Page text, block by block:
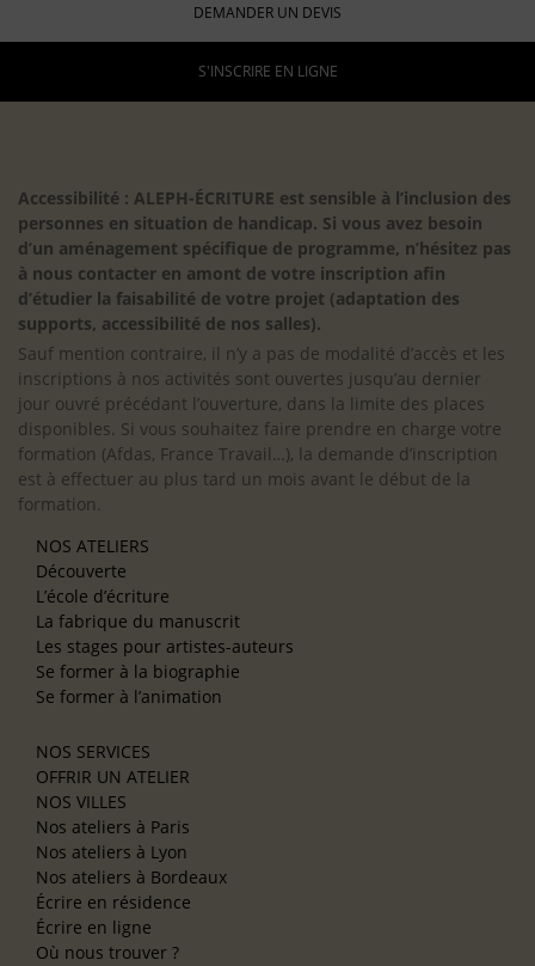
DEMANDER UN DEVIS
S'INSCRIRE EN LIGNE
Accessibilité : ALEPH-ÉCRITURE est sensible à l’inclusion des
personnes en situation de handicap. Si vous avez besoin
d’un aménagement spécifique de programme, n’hésitez pas
à nous contacter en amont de votre inscription afin
d’étudier la faisabilité de votre projet (adaptation des
supports, accessibilité de nos salles).
Sauf mention contraire, il n’y a pas de modalité d’accès et les
inscriptions à nos activités sont ouvertes jusqu’au dernier
jour ouvré précédant l’ouverture, dans la limite des places
disponibles. Si vous souhaitez faire prendre en charge votre
formation (Afdas, France Travail…), la demande d’inscription
est à effectuer au plus tard un mois avant le début de la
formation.
NOS ATELIERS
Découverte
L’école d’écriture
La fabrique du manuscrit
Les stages pour artistes-auteurs
Se former à la biographie
Se former à l’animation
NOS SERVICES
OFFRIR UN ATELIER
NOS VILLES
Nos ateliers à Paris
Nos ateliers à Lyon
Nos ateliers à Bordeaux
Écrire en résidence
Écrire en ligne
Où nous trouver ?